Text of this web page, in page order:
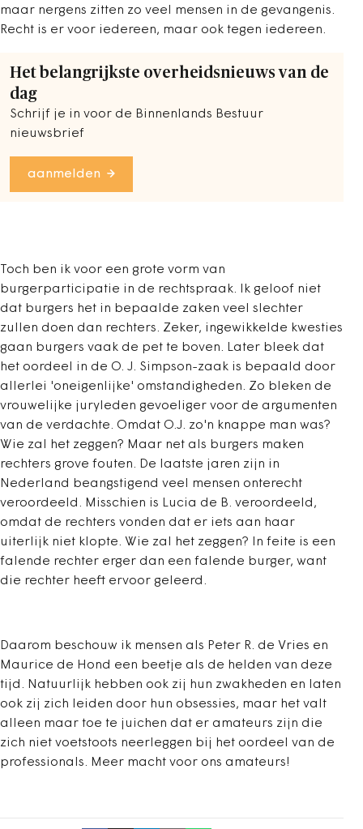
maar nergens zitten zo veel mensen in de gevangenis.
Recht is er voor iedereen, maar ook tegen iedereen.
Het belangrijkste overheidsnieuws van de
dag
Schrijf je in voor de Binnenlands Bestuur
nieuwsbrief
aanmelden
Toch ben ik voor een grote vorm van
burgerparticipatie in de rechtspraak. Ik geloof niet
dat burgers het in bepaalde zaken veel slechter
zullen doen dan rechters. Zeker, ingewikkelde kwesties
gaan burgers vaak de pet te boven. Later bleek dat
het oordeel in de O. J. Simpson-zaak is bepaald door
allerlei 'oneigenlijke' omstandigheden. Zo bleken de
vrouwelijke juryleden gevoeliger voor de argumenten
van de verdachte. Omdat O.J. zo'n knappe man was?
Wie zal het zeggen? Maar net als burgers maken
rechters grove fouten. De laatste jaren zijn in
Nederland beangstigend veel mensen onterecht
veroordeeld. Misschien is Lucia de B. veroordeeld,
omdat de rechters vonden dat er iets aan haar
uiterlijk niet klopte. Wie zal het zeggen? In feite is een
falende rechter erger dan een falende burger, want
die rechter heeft ervoor geleerd.
Daarom beschouw ik mensen als Peter R. de Vries en
Maurice de Hond een beetje als de helden van deze
tijd. Natuurlijk hebben ook zij hun zwakheden en laten
ook zij zich leiden door hun obsessies, maar het valt
alleen maar toe te juichen dat er amateurs zijn die
zich niet voetstoots neerleggen bij het oordeel van de
professionals. Meer macht voor ons amateurs!